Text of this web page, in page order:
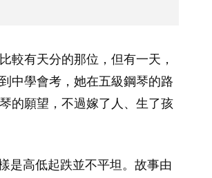
較有天分的那位，但有一天，
中學會考，她在五級鋼琴的路
的願望，不過嫁了人、生了孩
是高低起跌並不平坦。故事由